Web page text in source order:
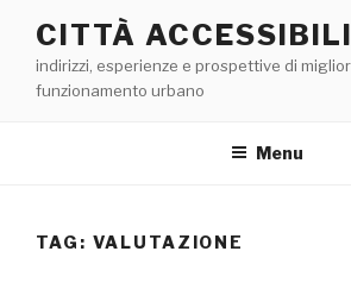
contenuto
CITTÀ
indirizzi, esperienze e prospettive di
funzionamento urbano
Menu
TAG: VALUTAZIONE